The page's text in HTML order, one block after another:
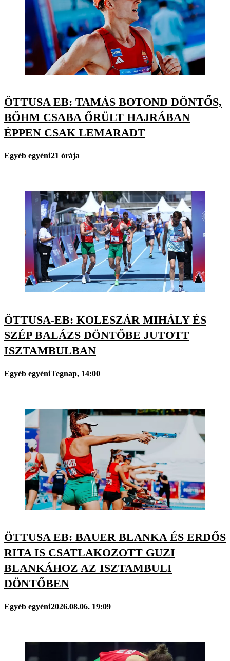
ÖTTUSA EB: TAMÁS BOTOND DÖNTŐS,
BŐHM CSABA ŐRÜLT HAJRÁBAN
ÉPPEN CSAK LEMARADT
Egyéb egyéni21 órája
ÖTTUSA-EB: KOLESZÁR MIHÁLY ÉS
SZÉP BALÁZS DÖNTŐBE JUTOTT
ISZTAMBULBAN
Egyéb egyéniTegnap, 14:00
ÖTTUSA EB: BAUER BLANKA ÉS ERDŐS
RITA IS CSATLAKOZOTT GUZI
BLANKÁHOZ AZ ISZTAMBULI
DÖNTŐBEN
Egyéb egyéni2026.08.06. 19:09